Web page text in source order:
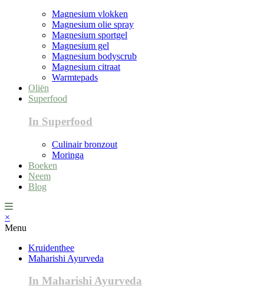
Magnesium vlokken
Magnesium olie spray
Magnesium sportgel
Magnesium gel
Magnesium bodyscrub
Magnesium citraat
Warmtepads
Oliën
Superfood
In Superfood
Culinair bronzout
Moringa
Boeken
Neem
Blog
×
Menu
Kruidenthee
Maharishi Ayurveda
In Maharishi Ayurveda